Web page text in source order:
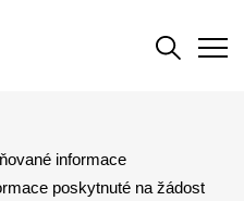
informace
poskytnuté na žádost